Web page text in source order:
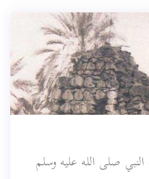
صلى الله عليه وسلم